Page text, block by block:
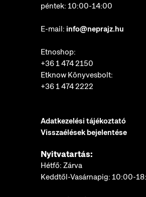
péntek: 10:00-14:00
E-mail: info@neprajz.hu
Etnoshop:
+36 1 474 2150
Etknow Könyvesbolt:
+36 1 474 2222
Adatkezelési tájékoztató
Visszaélések bejelentése
Nyitvatartás:
Hétfő: Zárva
Keddtől-Vasárnapig: 10:00-